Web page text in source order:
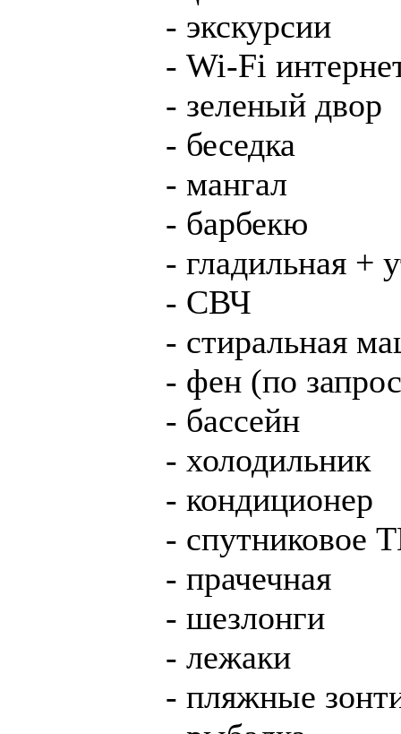
- экскурсии
- Wi-Fi
- зеленый двор
- беседка
- мангал
- барбекю
- гладильная +
- СВЧ
- стиральная
- фен (по
- бассейн
- холодильник
- кондиционер
- спутниковое
- прачечная
- шезлонги
- лежаки
- пляжные